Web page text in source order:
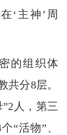
‘主神’周
的组织体
共分8层。
2 人，第三
个“活物”、